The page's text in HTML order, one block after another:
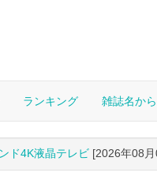
ランキング 雑誌名か
ド4K液晶テレビ [2026年08